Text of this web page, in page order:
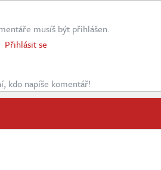
musíš být přihlášen.
Přihlásit se
kdo napíše komentář!